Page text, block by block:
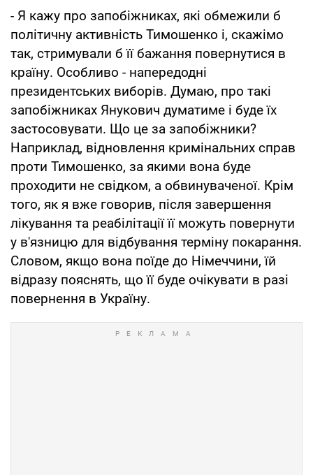
- Я кажу про запобіжниках, які обмежили б
політичну активність Тимошенко і, скажімо
так, стримували б її бажання повернутися в
країну. Особливо - напередодні
президентських виборів. Думаю, про такі
запобіжниках Янукович думатиме і буде їх
застосовувати. Що це за запобіжники?
Наприклад, відновлення кримінальних справ
проти Тимошенко, за якими вона буде
проходити не свідком, а обвинуваченої. Крім
того, як я вже говорив, після завершення
лікування та реабілітації її можуть повернути
у в'язницю для відбування терміну покарання.
Словом, якщо вона поїде до Німеччини, їй
відразу пояснять, що її буде очікувати в разі
повернення в Україну.